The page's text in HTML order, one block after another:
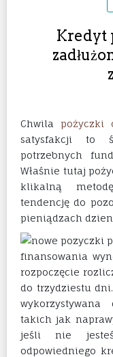
Kredyt
Chwila pożyczki
satysfakcji to
potrzebnych
Właśnie tutaj
klikalną
tendencję do
pieniądzach
finansowania
rozpoczęcie
do trzydziestu
takich jak
jeśli nie
odpowiedniego